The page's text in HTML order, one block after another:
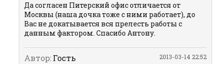
Да согласен Питерский офис отличается от
Москвы (наша дочка тоже с ними работает), до
Вас не докатывается вся прелесть работы с
данным фактором. Спасибо Антону.
2013-03-14 22:52
Автор:Гость